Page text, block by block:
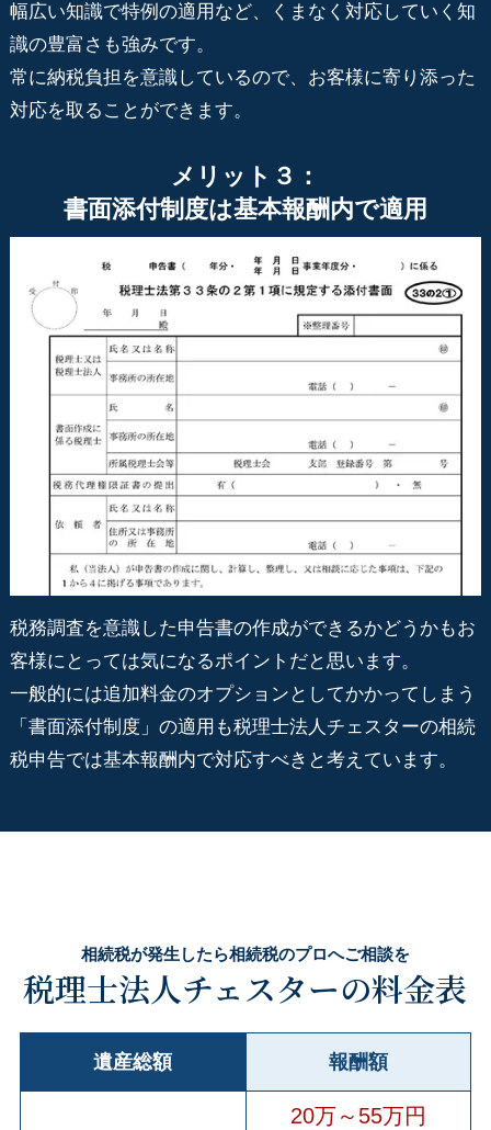
幅広い知識で特例の適用など、くまなく対応していく知
識の豊富さも強みです。
常に納税負担を意識しているので、お客様に寄り添った
対応を取ることができます。
メリット３：
書面添付制度は基本報酬内で適用
税務調査を意識した申告書の作成ができるかどうかもお
客様にとっては気になるポイントだと思います。
一般的には追加料金のオプションとしてかかってしまう
「書面添付制度」の適用も税理士法人チェスターの相続
税申告では基本報酬内で対応すべきと考えています。
相続税が発生したら相続税のプロへご相談を
税理士法人チェスターの料金表
遺産総額 報酬額
20万～55万円